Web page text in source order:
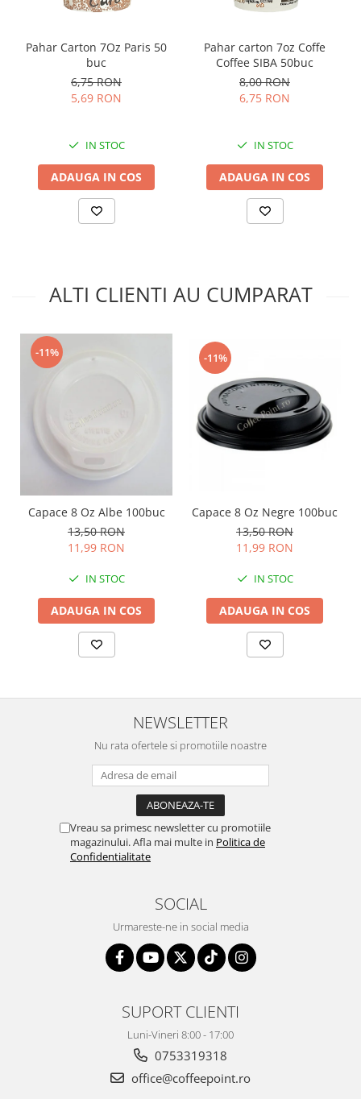
Pahar Carton 7Oz Paris 50
buc
6,75 RON
5,69 RON
IN STOC
ADAUGA IN COS
Pahar carton 7oz Coffe
Coffee SIBA 50buc
8,00 RON
6,75 RON
IN STOC
ADAUGA IN COS
ALTI CLIENTI AU CUMPARAT
-11%
Capace 8 Oz Albe 100buc
13,50 RON
11,99 RON
IN STOC
ADAUGA IN COS
-11%
Capace 8 Oz Negre 100buc
13,50 RON
11,99 RON
IN STOC
ADAUGA IN COS
NEWSLETTER
Nu rata ofertele si promotiile noastre
Vreau sa primesc newsletter cu promotiile
magazinului. Afla mai multe in Politica de
Confidentialitate
SOCIAL
Urmareste-ne in social media
SUPORT CLIENTI
Luni-Vineri 8:00 - 17:00
0753319318
office@coffeepoint.ro